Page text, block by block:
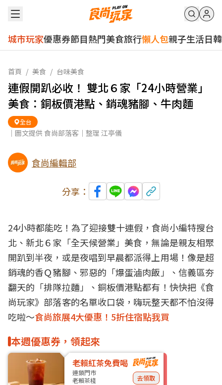
城市玩家優惠券節目熱門美食旅行懶人包親子生活日韓
首頁 / 美食 / 台味美食
連假開趴必收！ 雙北６家「24小時營業」
美食：銅板價港點、銷魂豬腳、牛肉麵
全台
｜圖文提供 食尚部落客｜整理 江亭儀
食尚編輯部
分享：
24小時都能吃！為了迎接雙十連假，食尚小編特搜台
北、新北６家「全天候營業」美食，無論是親友相聚
開趴到半夜，或是夜唱到早晨都派得上用場！像是超
銷魂的香Ｑ豬腳、邪惡的「爆蛋滷肉飯」、信義區夯
翻天的「排隊拉麵」、銅板價港點都有！快快把《食
尚玩家》部落客的名單收口袋，嗨玩整天都不怕沒得
吃啦～食尚旅展4大優惠！5折住宿點我買
本週優惠券，領起來
老賴紅茶免費喝
連鎖門市
老賴茶棧
去領取